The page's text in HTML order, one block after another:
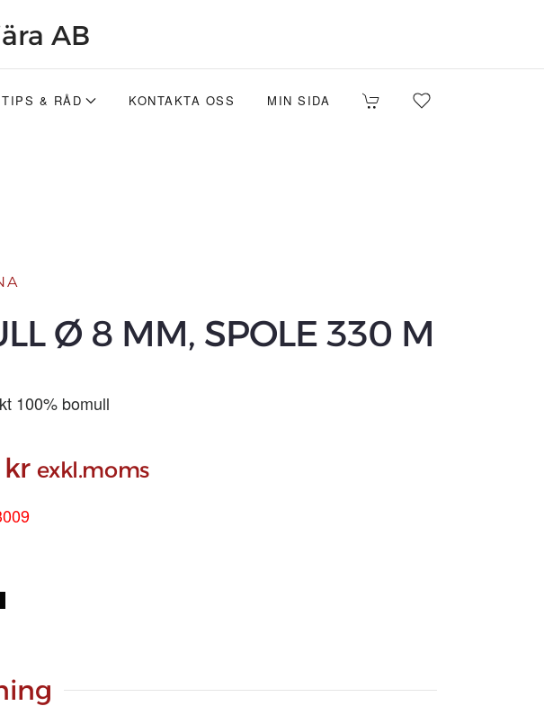
TIPS & RÅD KONTAKTA OSS MIN SIDA
Ø 8 MM, SPOLE 330 M
100% bomull
kr exkl.moms